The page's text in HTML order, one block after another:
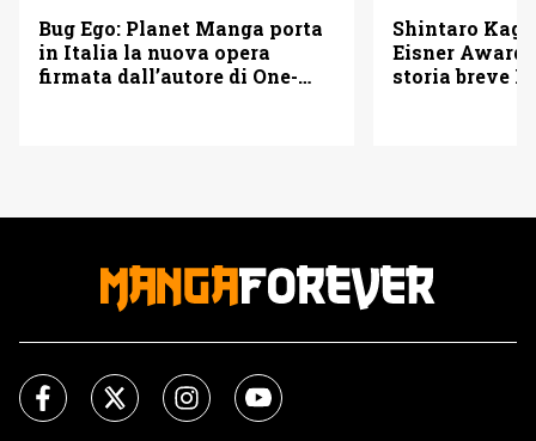
Bug Ego: Planet Manga porta
in Italia la nuova opera
firmata dall’autore di One-
Shintaro
Eisner
storia breve